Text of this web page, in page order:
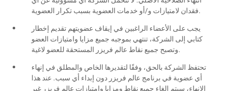
فقدان لامتيازات و/أو خدمات العضوية بسبب تكرار العضوية.
يجب على الأعضاء الراغبين في إيقاف عضويتهم تقديم إخطار
كتابي إلى الشركة، تنتهي بموجبه جميع مزايا وامتيازات العضو
وتصبح جميع نقاط عالم فريزر المستحقة للعضو لاغية.
تحتفظ الشركة بالحق، وفقًا لتقديرها الخاص والمطلق في إنهاء
أي عضوية في برنامج عالم فريزر دون إبداء أي سبب. عند هذا
الإنهاء، سيتم إلغاء جميع نقاط ومزايا وامتيازات عالم فريزر غير